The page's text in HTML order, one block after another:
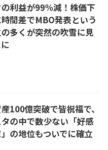
利益が99%減！株価下
間差でMBO発表という
多くが突然の吹雪に見
100億突破で皆祝福で、
の中で数少ない「好感
の地位もついでに確立